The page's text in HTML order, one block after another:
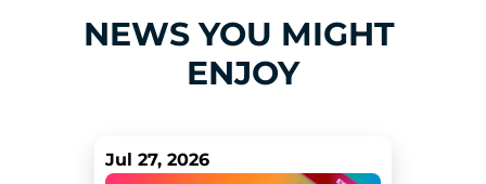
NEWS YOU MIGHT
ENJOY
Jul 27, 2026